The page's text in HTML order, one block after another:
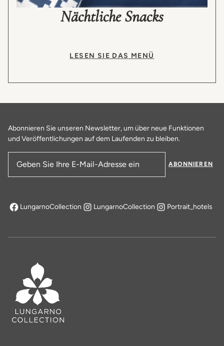
Nächtliche Snacks
LESEN SIE DAS MENÜ
Abonnieren Sie unseren Newsletter, um über neue Funktionen
und Veröffentlichungen auf dem Laufenden zu bleiben.
E-Mail-Adresse
ABONNIEREN
LungarnoCollection
öffnet sich in einem neuen Tab
LungarnoCollection Portrait_hotels